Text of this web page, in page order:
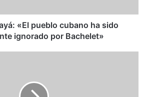
«El pueblo cubano ha sido
ignorado por Bachelet»